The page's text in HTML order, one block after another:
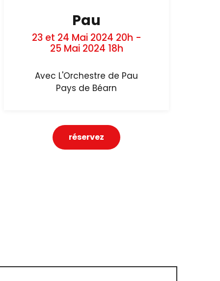
Pau
23 et 24 Mai 2024 20h -
25 Mai 2024 18h
Avec L'Orchestre de Pau
Pays de Béarn
réservez